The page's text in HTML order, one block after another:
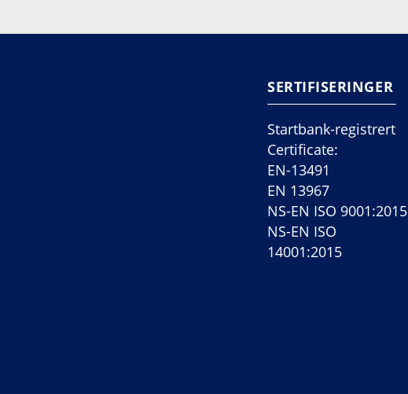
SERTIFISERINGER
Startbank-registrert
Certificate:
EN-13491
EN 13967
NS-EN ISO 9001:2015
NS-EN ISO
14001:2015